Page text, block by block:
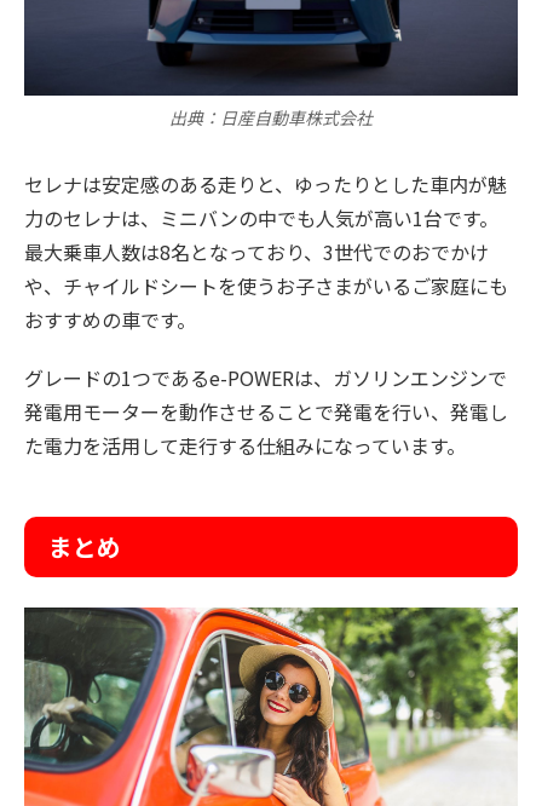
出典：日産自動車株式会社
セレナは安定感のある走りと、ゆったりとした車内が魅
力のセレナは、ミニバンの中でも人気が高い1台です。
最大乗車人数は8名となっており、3世代でのおでかけ
や、チャイルドシートを使うお子さまがいるご家庭にも
おすすめの車です。
グレードの1つであるe-POWERは、ガソリンエンジンで
発電用モーターを動作させることで発電を行い、発電し
た電力を活用して走行する仕組みになっています。
まとめ